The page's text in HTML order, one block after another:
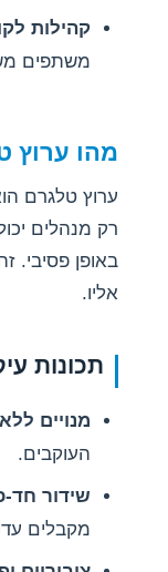
קהילות
משתפים
מהו ערוץ
ערוץ טלגרם
רק מנהלים
באופן פסיבי.
אליו.
תכונות
מנויים
העוקבים.
שידור חד-
מקבלים